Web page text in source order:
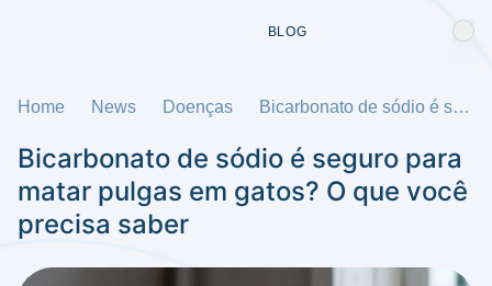
BLOG
Home News Doenças Bicarbonato de sódio é seguro para matar pulgas em gatos? O que você precisa saber
Bicarbonato de sódio é seguro para
matar pulgas em gatos? O que você
precisa saber